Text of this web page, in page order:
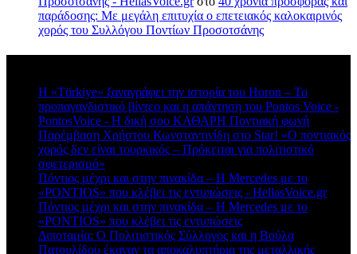
παράδοσης: Με μεγάλη επιτυχία ο επετειακός καλοκαιρινός
χορός του Συλλόγου Ποντίων Προσοτσάνης
Η «Türkiye» ξαναγράφει την ιστορία του Horon – Το
προπαγανδιστικό βίντεο και η απάντηση του Pontos Voice -
PontosVoice - H δική σου ΚΑΘΑΡΗ Ποντιακή φωνή
Παρέμβαση Χρήστου Κωνσταντινίδη στο Star! «Ο ποντιακός
χορός δεν είναι τουρκικός – Πρόκειται για πολιτιστικό
σφετερισμό»
Πόντιος μέχρι και στην πινακίδα – Η Mercedes με το
«PONTIOS» που κλέβει τις εντυπώσεις - HellasVoice.grστο
Πόντιος μέχρι και στην πινακίδα – Η Mercedes με το
«PONTIOS» που κλέβει τις εντυπώσεις
Διποταμία: Ο Πολιτιστικός Σύλλογος και η Βούλα
Πατουλίδου έκαναν τα αποκαλυπτήρια της μεταλλικής